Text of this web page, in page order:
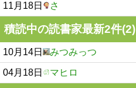
11月18日 さ
積読中の読書家最新2件(2)
10月14日 みつみっつ
04月18日 マヒロ